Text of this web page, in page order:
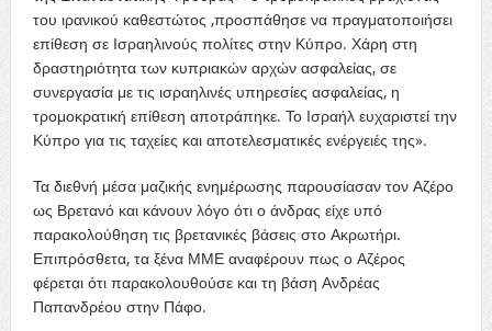
του ιρανικού καθεστώτος ,προσπάθησε να πραγματοποιήσει
επίθεση σε Ισραηλινούς πολίτες στην Κύπρο. Χάρη στη
δραστηριότητα των κυπριακών αρχών ασφαλείας, σε
συνεργασία με τις ισραηλινές υπηρεσίες ασφαλείας, η
τρομοκρατική επίθεση αποτράπηκε. Το Ισραήλ ευχαριστεί την
Κύπρο για τις ταχείες και αποτελεσματικές ενέργειές της».
Τα διεθνή μέσα μαζικής ενημέρωσης παρουσίασαν τον Αζέρο
ως Βρετανό και κάνουν λόγο ότι ο άνδρας είχε υπό
παρακολούθηση τις βρετανικές βάσεις στο Ακρωτήρι.
Επιπρόσθετα, τα ξένα ΜΜΕ αναφέρουν πως ο Αζέρος
φέρεται ότι παρακολουθούσε και τη βάση Ανδρέας
Παπανδρέου στην Πάφο.